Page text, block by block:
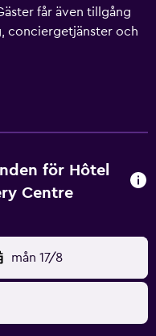
får även tillgång
conciergetjänster och
begäran. Mercure
med minibar och
har rummen gratis
nedan
eller i närheten. Avgifter
för Hôtel
Centre
mån 17/8